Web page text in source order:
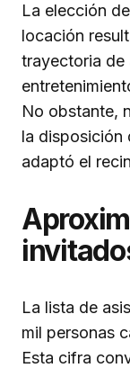
La elección
locación
trayectoria de
No obstante,
la disposición
adaptó el
La lista de
mil personas
Esta cifra